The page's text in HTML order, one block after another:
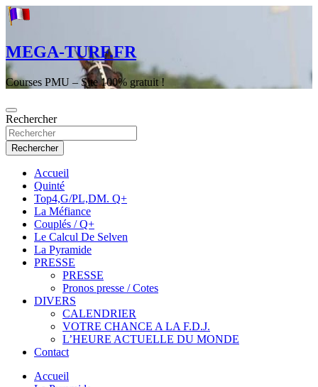
Aller
au
MEGA-TURF.FR
Courses PMU – Site 100% gratuit !
Rechercher
Rechercher
Accueil
Quinté
Top4,G/PL,DM. Q+
La Méfiance
Couplés / Q+
Le Calcul De Selven
La Pyramide
PRESSE
PRESSE
Pronos presse / Cotes
DIVERS
CALENDRIER
VOTRE CHANCE A LA F.D.J.
L’HEURE ACTUELLE DU MONDE
Contact
Accueil